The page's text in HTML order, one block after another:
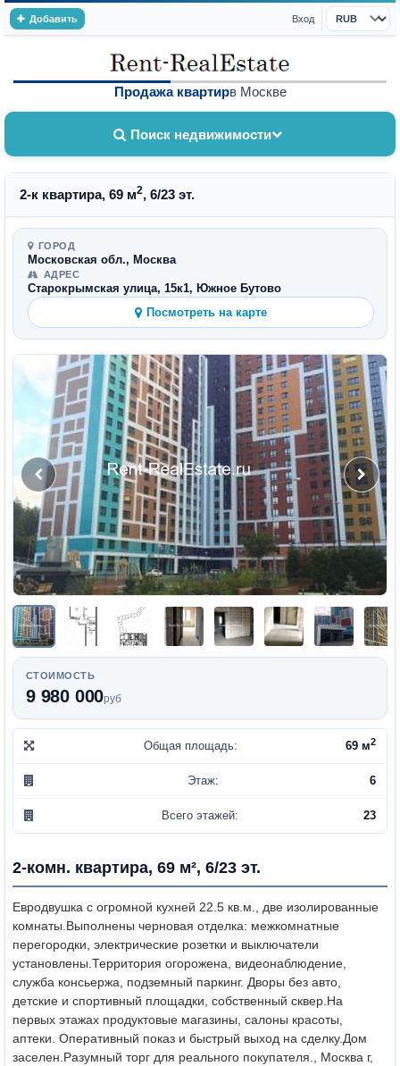
Добавить Вход
Валюта
Продажа квартирв Москве
Поиск недвижимости
2-к квартира, 69 м2, 6/23 эт.
ГОРОД
Московская обл., Москва
АДРЕС
Старокрымская улица, 15к1, Южное Бутово
Посмотреть на карте
СТОИМОСТЬ
9 980 000руб
Общая площадь: 69 м2
Этаж: 6
Всего этажей: 23
2-комн. квартира, 69 м², 6/23 эт.
Евродвушка с огромной кухней 22.5 кв.м., две изолированные
комнаты. Выполнены черновая отделка: межкомнатные
перегородки, электрические розетки и выключатели
установлены. Территория огорожена, видеонаблюдение,
служба консьержа, подземный паркинг. Дворы без авто,
детские и спортивный площадки, собственный сквер. На
первых этажах продуктовые магазины, салоны красоты,
аптеки. Оперативный показ и быстрый выход на сделку. Дом
заселен. Разумный торг для реального покупателя.
, Москва г,